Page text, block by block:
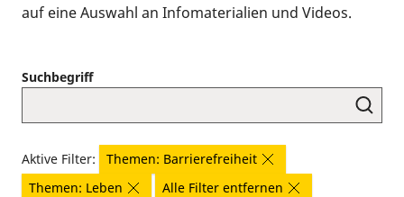
auf eine Auswahl an Infomaterialien und Videos.
Suchbegriff
Aktive Filter:
Themen: Barrierefreiheit
Themen: Leben
Alle Filter entfernen